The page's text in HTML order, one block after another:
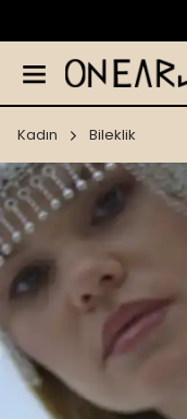
Kadın Bileklik